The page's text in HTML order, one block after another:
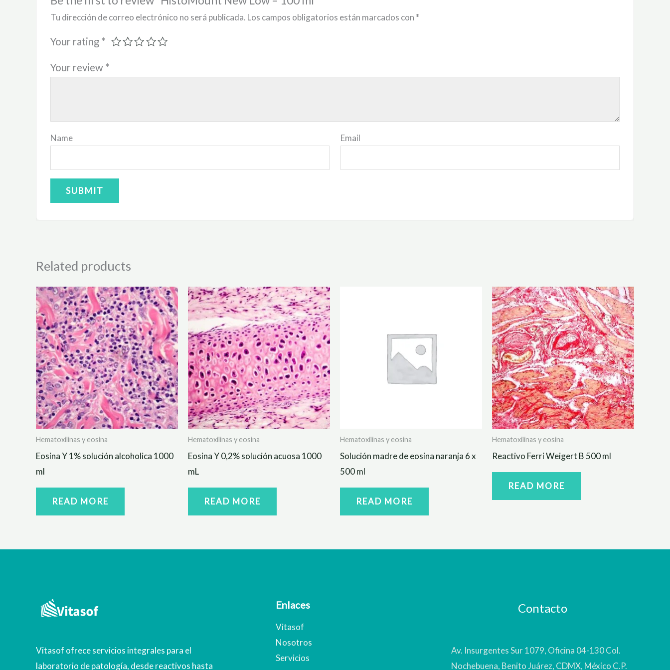
Tu dirección de correo electrónico no será publicada. Los campos obligatorios están marcados con *
Your rating *
Your review *
Name Email
Related products
Hematoxilinas y eosina
Eosina Y 1% solución alcoholica 1000
ml
READ MORE
Hematoxilinas y eosina
Eosina Y 0,2% solución acuosa 1000
mL
READ MORE
Hematoxilinas y eosina
Solución madre de eosina naranja 6 x
500 ml
READ MORE
Hematoxilinas y eosina
Reactivo Ferri Weigert B 500 ml
READ MORE
Vitasof ofrece servicios integrales para el
laboratorio de patología, desde reactivos hasta
Enlaces
Vitasof
Nosotros
Servicios
Contacto
Av. Insurgentes Sur 1079, Oficina 04-130 Col.
Nochebuena, Benito Juárez, CDMX, México C.P.